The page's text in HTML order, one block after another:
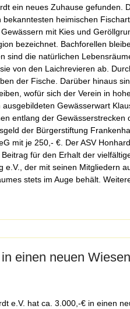
ein neues Zuhause gefunden.
bekanntesten heimischen
mit Kies und
bezeichnet. Bachforellen
sind die natürlichen
von den Laichrevieren ab.
der Fische. Darüber hinaus
wofür sich der Verein in
ausgebildeten Gewässerwart
entlang der
der Bürgerstiftung
mit je 250,- €. Der ASV
für den Erhalt der
der mit seinen Mitgliedern
stets im Auge behält.
einen neuen
e.V. hat ca. 3.000,-€ in einen